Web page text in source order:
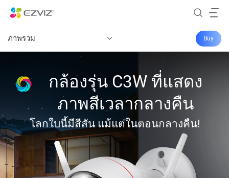
ภาพรวม Buy
กล้องรุ่น C3W ที่แสดง
ภาพสีเวลากลางคืน
โลกใบนี้มีสีสัน แม้แต่ในตอนกลางคืน!